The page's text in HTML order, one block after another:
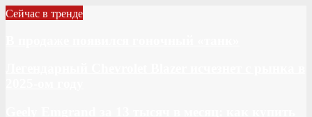
Сейчас в тренде